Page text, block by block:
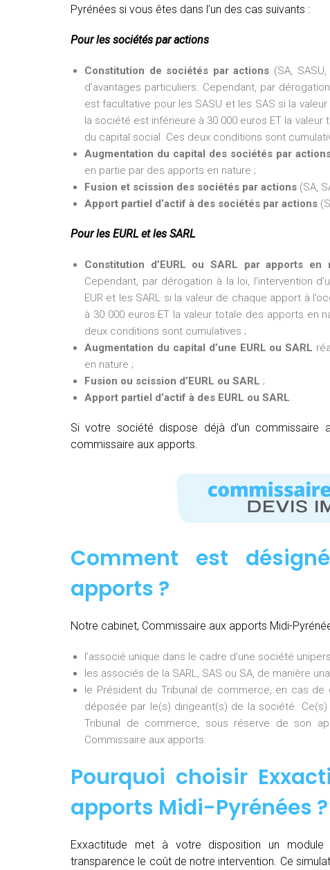
Pyrénées si vous êtes dans l’un des cas suivants :
Pour les sociétés par actions
Constitution de sociétés par actions (SA,
d’avantages particuliers. Cependant, par
est facultative pour les SASU et les SAS si la
la société est inférieure à 30 000 euros ET la
du capital social. Ces deux conditions sont
Augmentation du capital des sociétés par
en partie par des apports en nature ;
Fusion et scission des sociétés par actions (SA,
Apport partiel d’actif à des sociétés par actions
Pour les EURL et les SARL
Constitution d’EURL ou SARL par apports en
Cependant, par dérogation à la loi, l’intervention
EUR et les SARL si la valeur de chaque apport à
à 30 000 euros ET la valeur totale des apports en
deux conditions sont cumulatives ;
Augmentation du capital d’une EURL ou SARL
en nature ;
Fusion ou scission d’EURL ou SARL ;
Apport partiel d’actif à des EURL ou SARL.
Si votre société dispose déjà d’un
commissaire aux apports.
Comment est
apports ?
Notre cabinet, Commissaire aux apports Midi-
l’associé unique dans le cadre d’une société
les associés de la SARL, SAS ou SA, de manière
le Président du Tribunal de commerce, en cas
déposée par le(s) dirigeant(s) de la société.
Tribunal de commerce, sous réserve de son
Commissaire aux apports.
Pourquoi choisir
apports Midi-Pyrénées ?
Exxactitude met à votre disposition un
transparence le coût de notre intervention. Ce